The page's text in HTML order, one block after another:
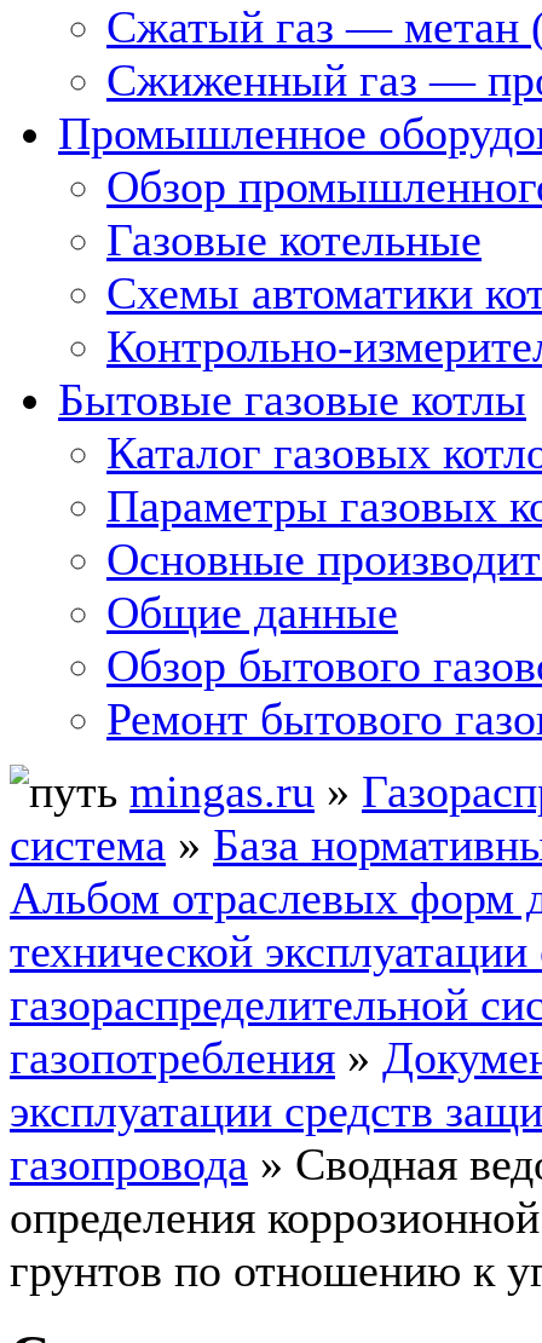
Сжатый газ — метан
Сжиженный газ —
Промышленное
Обзор
Газовые котельные
Схемы автоматики
Контрольно-
Бытовые газовые котлы
Каталог газовых
Параметры газовых
Основные
Общие данные
Обзор бытового
Ремонт бытового
mingas.ru »
система » База
Альбом отраслевых форм
технической эксплуатации
газораспределительной
газопотребления »
эксплуатации средств
газопровода » Сводная
определения
грунтов по отношению к